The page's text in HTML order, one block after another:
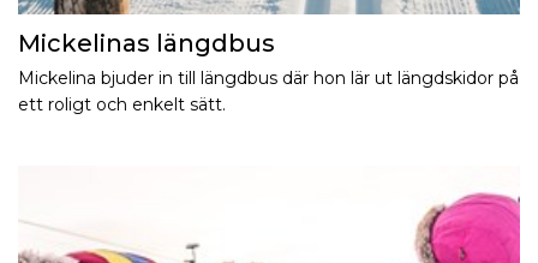
Mickelinas längdbus
Mickelina bjuder in till längdbus där hon lär ut längdskidor på
ett roligt och enkelt sätt.